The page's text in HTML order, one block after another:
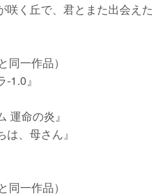
咲く丘で、君とまた出会えた
同一作品）
1.0』
運命の炎』
、母さん』
同一作品）